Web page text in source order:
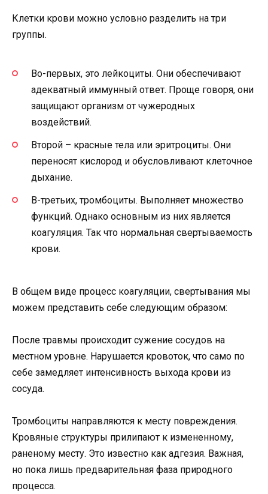
Клетки крови можно условно разделить на три
группы.
Во-первых, это лейкоциты. Они обеспечивают
адекватный иммунный ответ. Проще говоря, они
защищают организм от чужеродных
воздействий.
Второй – красные тела или эритроциты. Они
переносят кислород и обусловливают клеточное
дыхание.
В-третьих, тромбоциты. Выполняет множество
функций. Однако основным из них является
коагуляция. Так что нормальная свертываемость
крови.
В общем виде процесс коагуляции, свертывания мы
можем представить себе следующим образом:
После травмы происходит сужение сосудов на
местном уровне. Нарушается кровоток, что само по
себе замедляет интенсивность выхода крови из
сосуда.
Тромбоциты направляются к месту повреждения.
Кровяные структуры прилипают к измененному,
раненому месту. Это известно как адгезия. Важная,
но пока лишь предварительная фаза природного
процесса.